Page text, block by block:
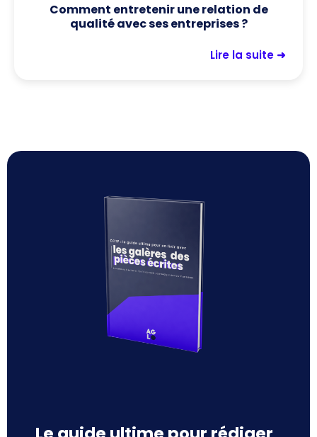
Comment entretenir une relation de
qualité avec ses entreprises ?
Lire la suite ➜